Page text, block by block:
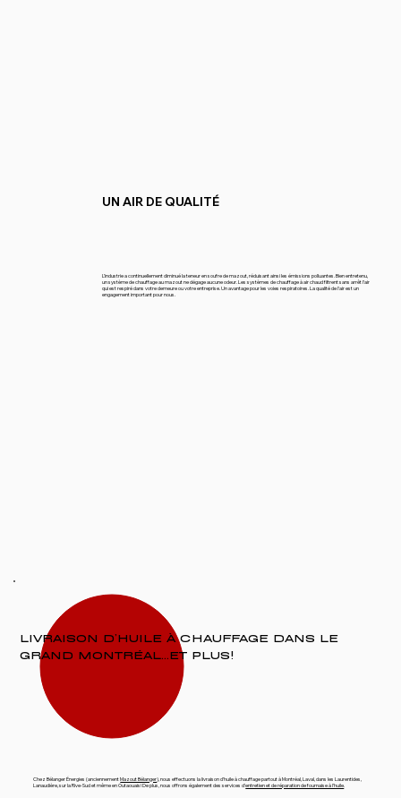
UN AIR DE QUALITÉ
L’industrie a continuellement diminué la teneur en soufre de mazout, réduisant ainsi les émissions polluantes. Bien entretenu,
un système de chauffage au mazout ne dégage aucune odeur. Les systèmes de chauffage à air chaud filtrent sans arrêt l’air
qui est respiré dans votre demeure ou votre entreprise. Un avantage pour les voies respiratoires. La qualité de l'air est un
engagement important pour nous.
LIVRAISON D’HUILE À CHAUFFAGE DANS LE
GRAND MONTRÉAL…ET PLUS!
Chez Bélanger Énergies (anciennementMazout Bélanger), nous effectuons la livraison d’huile à chauffage partout à Montréal, Laval, dans les Laurentides,
Lanaudière, sur la Rive-Sud et même en Outaouais! De plus, nous offrons également des services d’entretien et de réparation de fournaise à l’huile